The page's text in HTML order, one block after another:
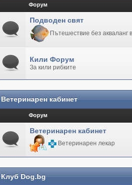
Форум
Подводен свят
Пътешествие без акваланг
Кили Форум
За кили рибките
Ветеринарен кабинет
Форум
Ветеринарен кабинет
Ветеринарен лекар
Клуб Dog.bg